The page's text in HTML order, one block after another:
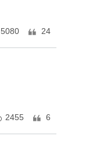
5080 24
2455 6